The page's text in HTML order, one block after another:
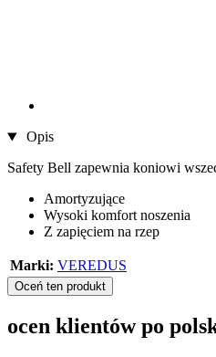
Opis
Safety Bell zapewnia koniowi
Amortyzujące
Wysoki komfort noszenia
Z zapięciem na rzep
Marki: VEREDUS
Oceń ten produkt
ocen klientów po